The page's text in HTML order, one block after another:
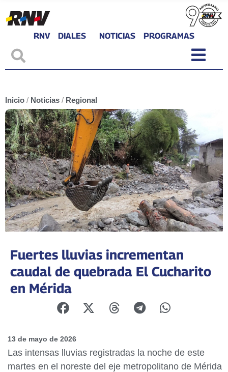
RNV DIALES NOTICIAS PROGRAMAS
Inicio / Noticias / Regional
Fuertes lluvias incrementan
caudal de quebrada El Cucharito
en Mérida
13 de mayo de 2026
Las intensas lluvias registradas la noche de este
martes en el noreste del eje metropolitano de Mérida